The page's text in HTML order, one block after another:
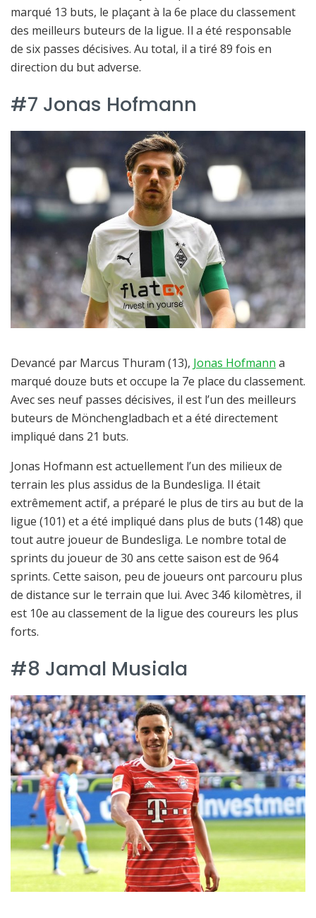
marqué 13 buts, le plaçant à la 6e place du classement
des meilleurs buteurs de la ligue. Il a été responsable
de six passes décisives. Au total, il a tiré 89 fois en
direction du but adverse.
#7 Jonas Hofmann
Devancé par Marcus Thuram (13), Jonas Hofmann a
marqué douze buts et occupe la 7e place du classement.
Avec ses neuf passes décisives, il est l’un des meilleurs
buteurs de Mönchengladbach et a été directement
impliqué dans 21 buts.
Jonas Hofmann est actuellement l’un des milieux de
terrain les plus assidus de la Bundesliga. Il était
extrêmement actif, a préparé le plus de tirs au but de la
ligue (101) et a été impliqué dans plus de buts (148) que
tout autre joueur de Bundesliga. Le nombre total de
sprints du joueur de 30 ans cette saison est de 964
sprints. Cette saison, peu de joueurs ont parcouru plus
de distance sur le terrain que lui. Avec 346 kilomètres, il
est 10e au classement de la ligue des coureurs les plus
forts.
#8 Jamal Musiala